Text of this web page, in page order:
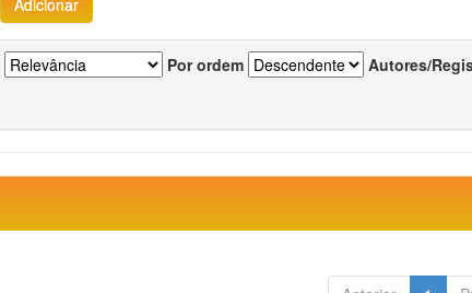
Por ordem Autores/